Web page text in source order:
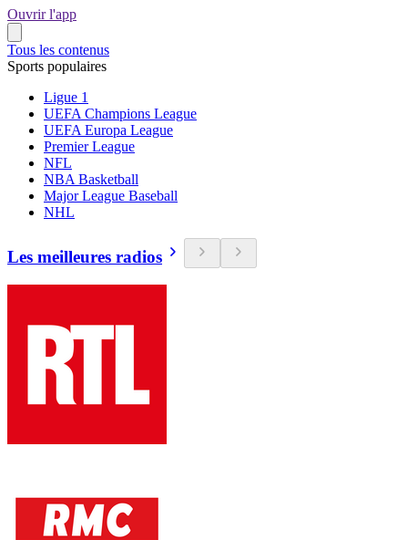
Ouvrir l'app
Tous les contenus
Sports populaires
Ligue 1
UEFA Champions League
UEFA Europa League
Premier League
NFL
NBA Basketball
Major League Baseball
NHL
Les meilleures radios